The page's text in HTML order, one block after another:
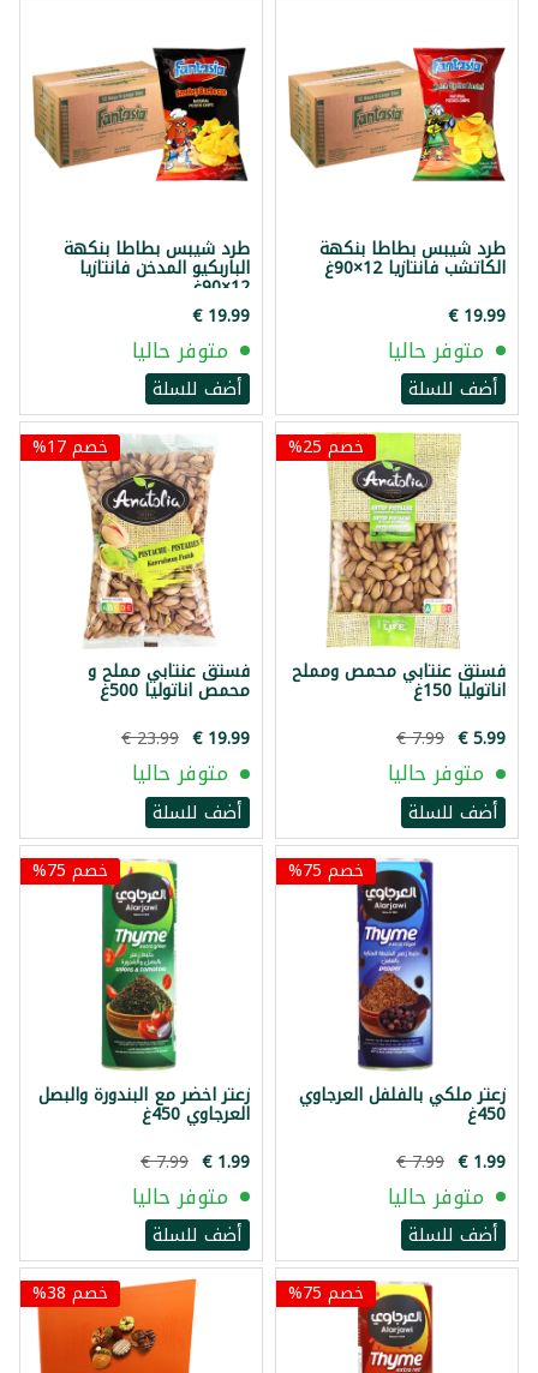
طرد شيبس بطاطا بنكهة
الكاتشب فانتازيا 12×90غ
متوفر حاليا
أضف للسلة
طرد شيبس بطاطا بنكهة
الباربكيو المدخن فانتازيا
12×90غ
متوفر حاليا
أضف للسلة
خصم 25%
فستق عنتابي محمص ومملح
اناتوليا 150غ
متوفر حاليا
أضف للسلة
خصم 17%
فستق عنتابي مملح و
محمص اناتوليا 500غ
متوفر حاليا
أضف للسلة
خصم 75%
زعتر ملكي بالفلفل العرجاوي
450غ
متوفر حاليا
أضف للسلة
خصم 75%
زعتر اخضر مع البندورة والبصل
العرجاوي 450غ
متوفر حاليا
أضف للسلة
خصم 75% خصم 38%